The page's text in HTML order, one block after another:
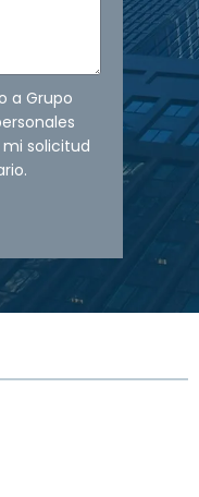
a Grupo
solicitud